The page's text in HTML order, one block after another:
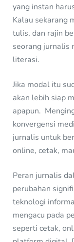
yang instan
Kalau sekarang
tulis, dan rajin
seorang jurnalis
literasi.
Jika modal itu
akan lebih siap
apapun.
konvergensi
jurnalis untuk
online, cetak,
Peran jurnalis
perubahan
teknologi
mengacu pada
seperti cetak,